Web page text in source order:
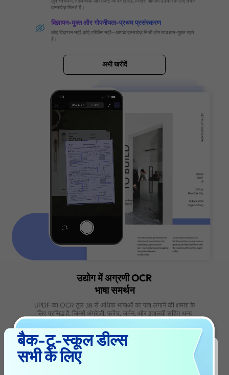
चलते-फिरते मोबाइल ओसीआर:
कहीं भी स्कैन और रूपांतरित करें
डेस्कटॉप की मजबूरी से खुद को मुक्त करें। UPDF का
मोबाइल ओसीआर आपके फोन या टैबलेट को एक पोर्टेबल
कनवर्टर में बदल देता है। गुणवत्ता से समझौता किए बिना तुरंत
योग्य दस्तावेज़ प्राप्त करें।
आईफोन/आईपैड पर ओसीआर कैसे करें
लाइव कैप्चर और त्वरित रूपांतरण
बैक-टू-स्कूल डील्स
सभी के लिए